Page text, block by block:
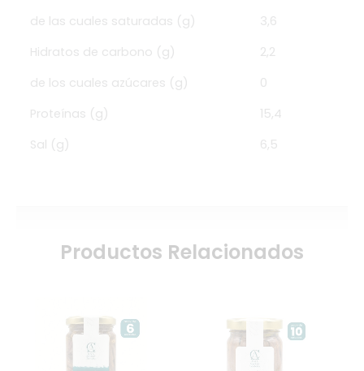
de las cuales saturadas (g)
3,6
Hidratos de carbono (g)
2,2
de los cuales azúcares (g)
0
Proteínas (g)
15,4
Sal (g)
6,5
Productos Relacionados
precio
original
era:
precio
original
precio
actual